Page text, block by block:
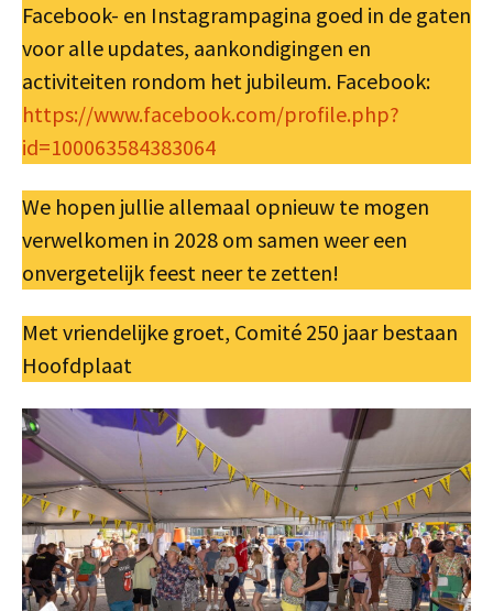
Facebook- en Instagrampagina goed in de gaten
voor alle updates, aankondigingen en
activiteiten rondom het jubileum. Facebook:
https://www.facebook.com/profile.php?
id=100063584383064
We hopen jullie allemaal opnieuw te mogen
verwelkomen in 2028 om samen weer een
onvergetelijk feest neer te zetten!
Met vriendelijke groet, Comité 250 jaar bestaan
Hoofdplaat